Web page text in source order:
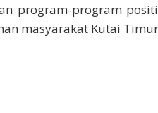
program-program
masyarakat Kutai